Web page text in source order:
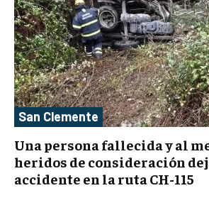
San Clemente
Una persona fallecida y al
heridos de consideración
accidente en la ruta CH-115